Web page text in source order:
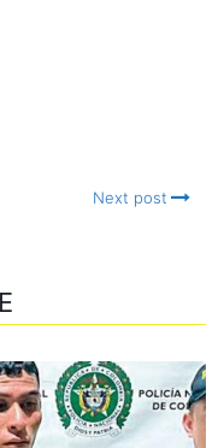
Next post